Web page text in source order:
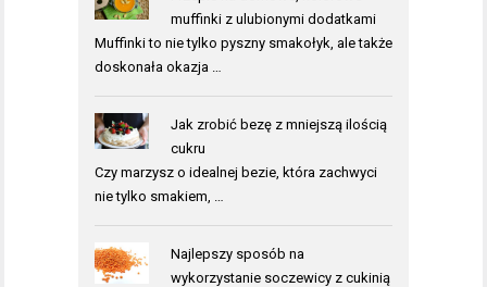
muffinki z ulubionymi dodatkami
Muffinki to nie tylko pyszny smakołyk, ale także
doskonała okazja …
Jak zrobić bezę z mniejszą ilością
cukru
Czy marzysz o idealnej bezie, która zachwyci
nie tylko smakiem, …
Najlepszy sposób na
wykorzystanie soczewicy z cukinią